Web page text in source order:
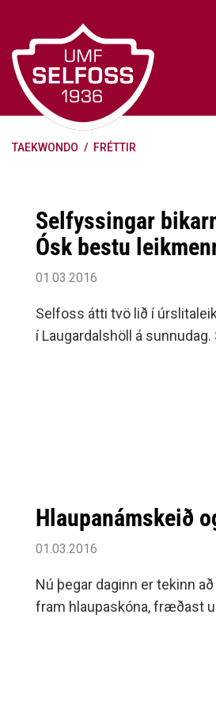
efni
Æfingagjöld
Frádráttarbærir styrkir til
Selfoss
Jafnréttisáætlun Umf.
Lög Umf. Selfoss
Selfoss
Reglugerð um fjáraflanir
TAEKWONDO / FRÉTTIR
Selfyssingar
Ósk bestu
01.03.2016
Selfoss átti tvö lið í
í Laugardalshöll á sunnudag.
Hlaupanámskeið
01.03.2016
Nú þegar daginn er tekinn
fram hlaupaskóna, fræðast